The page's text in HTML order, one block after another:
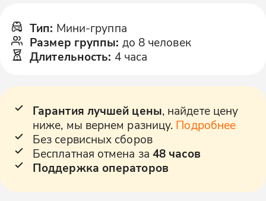
Тип: Мини-группа
Размер группы: до 8 человек
Длительность: 4 часа
Гарантия лучшей цены, найдете цену
ниже, мы вернем разницу. Подробнее
Без сервисных сборов
Бесплатная отмена за 48 часов
Поддержка операторов